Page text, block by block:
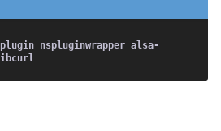
nspluginwrapper alsa-